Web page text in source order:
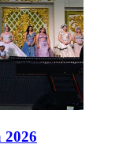
2026